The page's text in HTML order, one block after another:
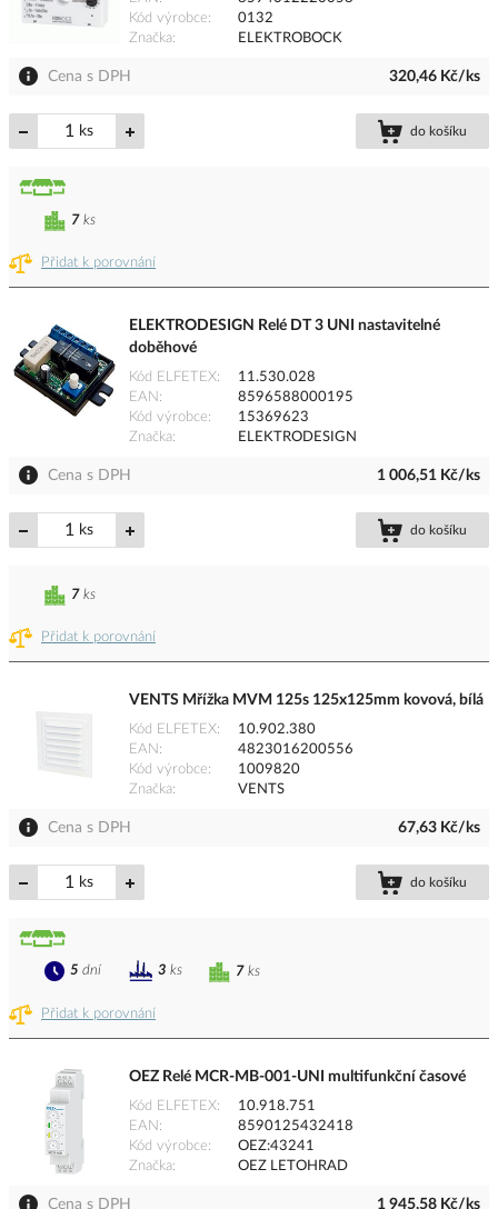
Kód výrobce
0132
Značka
ELEKTROBOCK
Cena s DPH 320,46 Kč/ks
ks do košíku
Přidat k porovnání
7 ks
ELEKTRODESIGN Relé DT 3 UNI nastavitelné
doběhové
Kód ELFETEX
11.530.028
EAN
8596588000195
Kód výrobce
15369623
Značka
ELEKTRODESIGN
Cena s DPH 1 006,51 Kč/ks
ks do košíku
Přidat k porovnání
7 ks
VENTS Mřížka MVM 125s 125x125mm kovová, bílá
Kód ELFETEX
10.902.380
EAN
4823016200556
Kód výrobce
1009820
Značka
VENTS
Cena s DPH 67,63 Kč/ks
ks do košíku
Přidat k porovnání
7 ks
5 dní 3 ks
OEZ Relé MCR-MB-001-UNI multifunkční časové
Kód ELFETEX
10.918.751
EAN
8590125432418
Kód výrobce
OEZ:43241
Značka
OEZ LETOHRAD
Cena s DPH 1 945,58 Kč/ks